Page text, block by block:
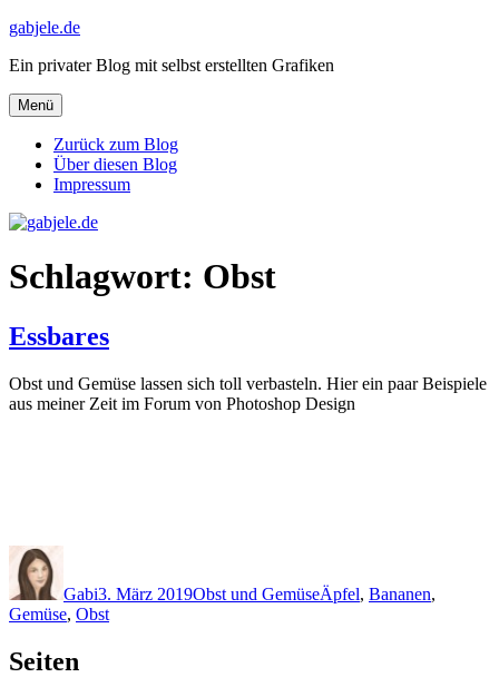
Zum
springen
gabjele.de
Ein privater Blog mit selbst erstellten Grafiken
Menü
Zurück zum Blog
Über diesen Blog
Impressum
Schlagwort: Obst
Essbares
Obst und Gemüse lassen sich toll verbasteln. Hier ein paar Beispiele
aus meiner Zeit im Forum von Photoshop Design
Gabi3. März 2019Obst und GemüseÄpfel, Bananen,
Gemüse, Obst
Seiten